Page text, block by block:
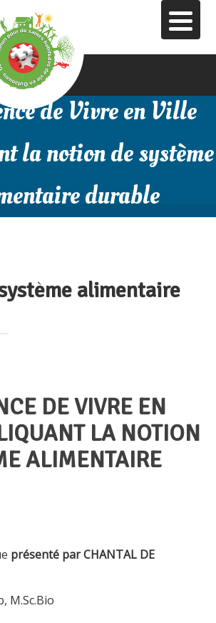
de Vivre en Ville
la notion de système
durable
alimentaire
DE VIVRE EN
LA NOTION
ALIMENTAIRE
présenté parCHANTAL DE
M.Sc.Bio